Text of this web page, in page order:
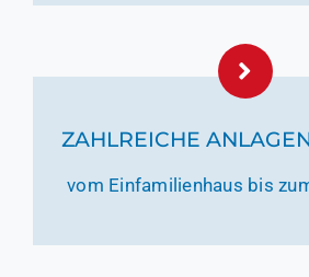
ZAHLREICHE
vom Einfamilienhaus bis